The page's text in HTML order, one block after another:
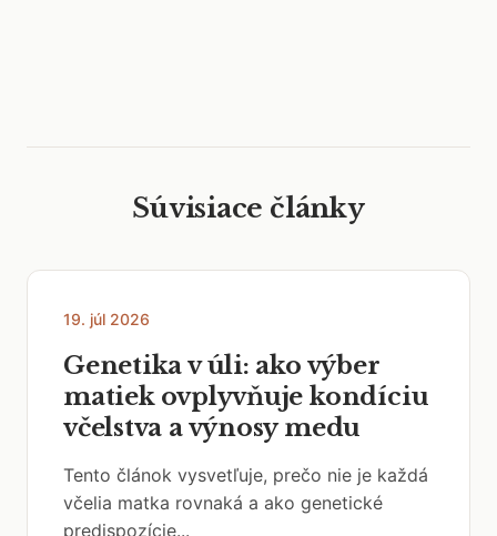
Súvisiace články
19. júl 2026
Genetika v úli: ako výber
matiek ovplyvňuje kondíciu
včelstva a výnosy medu
Tento článok vysvetľuje, prečo nie je každá
včelia matka rovnaká a ako genetické
predispozície...